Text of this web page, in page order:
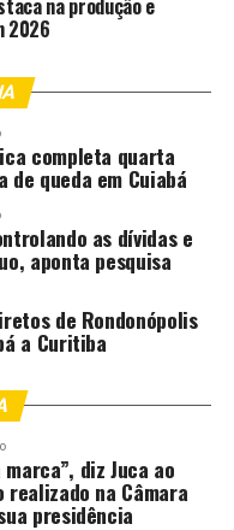
levem um telefone
nenhum aplicativo
seja subtraído, não
Gustavo Godoy
todos os
deixem apenas uma
não tenha a opção de
somente para gastos
festa.
Modo Rua, ou Modo
locais que você define
Fora dela, você não
na produção e
2026
completa quarta
de queda em Cuiabá
as dívidas e
aponta pesquisa
de Rondonópolis
a Curitiba
diz Juca ao
na Câmara
presidência